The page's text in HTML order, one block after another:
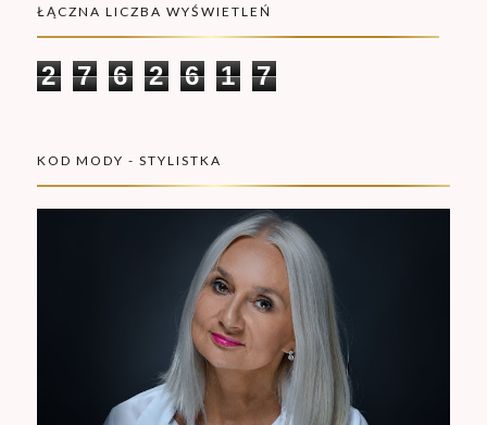
ŁĄCZNA LICZBA WYŚWIETLEŃ
2 7 6 2 6 1 7
KOD MODY - STYLISTKA